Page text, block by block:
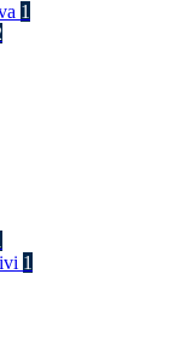
1
1